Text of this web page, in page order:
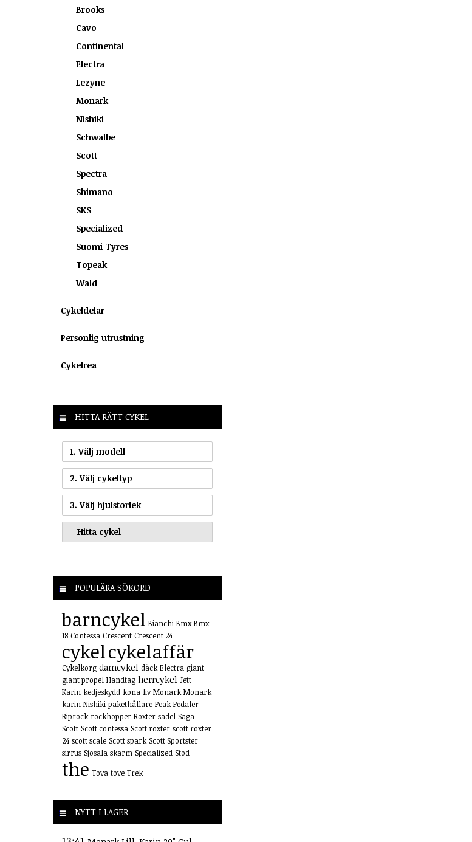
Brooks
Cavo
Continental
Electra
Lezyne
Monark
Nishiki
Schwalbe
Scott
Spectra
Shimano
SKS
Specialized
Suomi Tyres
Topeak
Wald
Cykeldelar
Personlig utrustning
Cykelrea
HITTA RÄTT CYKEL
1. Välj modell
2. Välj cykeltyp
3. Välj hjulstorlek
POPULÄRA SÖKORD
barncykel Bianchi Bmx Bmx
18 Contessa Crescent Crescent 24
cykelcykelaffär
Cykelkorg damcykel däck Electra giant
giant propel Handtag herrcykel Jett
Karin kedjeskydd kona liv Monark Monark
karin Nishiki pakethållare Peak Pedaler
Riprock rockhopper Roxter sadel Saga
Scott Scott contessa Scott roxter scott roxter
24 scott scale Scott spark Scott Sportster
sirrus Sjösala skärm Specialized Stöd
the Tova tove Trek
NYTT I LAGER